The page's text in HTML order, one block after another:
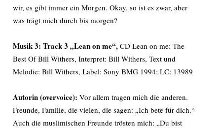
wir, es gibt immer ein Morgen. Okay, so ist es zwar, aber
was trägt mich durch bis morgen?
Musik 3: Track 3 „Lean on me“, CD Lean on me: The
Best Of Bill Withers, Interpret: Bill Withers, Text und
Melodie: Bill Withers, Label: Sony BMG 1994; LC: 13989
Autorin (overvoice): Vor allem tragen mich die anderen.
Freunde, Familie, die vielen, die sagen: „Ich bete für dich.“
Auch die muslimischen Freunde trösten mich: „Du bist